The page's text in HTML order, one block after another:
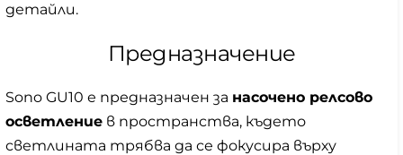
детайли.
Предназначение
Sono GU10 е предназначен за насочено релсово
осветление в пространства, където
светлината трябва да се фокусира върху